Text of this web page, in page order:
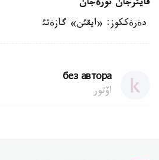
قايئرجان تورةجان
دةرةككوز: «ايقئن» گازةتئ
без автора
اۆتور